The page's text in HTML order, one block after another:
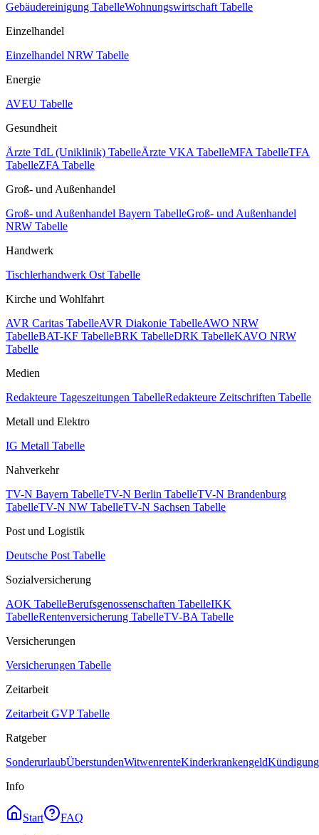
Gebäudereinigung TabelleWohnungswirtschaft Tabelle
Einzelhandel
Einzelhandel NRW Tabelle
Energie
AVEU Tabelle
Gesundheit
Ärzte TdL (Uniklinik) TabelleÄrzte VKA TabelleMFA TabelleTFA
TabelleZFA Tabelle
Groß- und Außenhandel
Groß- und Außenhandel Bayern TabelleGroß- und Außenhandel
NRW Tabelle
Handwerk
Tischlerhandwerk Ost Tabelle
Kirche und Wohlfahrt
AVR Caritas TabelleAVR Diakonie TabelleAWO NRW
TabelleBAT-KF TabelleBRK TabelleDRK TabelleKAVO NRW
Tabelle
Medien
Redakteure Tageszeitungen TabelleRedakteure Zeitschriften Tabelle
Metall und Elektro
IG Metall Tabelle
Nahverkehr
TV-N Bayern TabelleTV-N Berlin TabelleTV-N Brandenburg
TabelleTV-N NW TabelleTV-N Sachsen Tabelle
Post und Logistik
Deutsche Post Tabelle
Sozialversicherung
AOK TabelleBerufsgenossenschaften TabelleIKK
TabelleRentenversicherung TabelleTV-BA Tabelle
Versicherungen
Versicherungen Tabelle
Zeitarbeit
Zeitarbeit GVP Tabelle
Ratgeber
SonderurlaubÜberstundenWitwenrenteKinderkrankengeld
Info
Start
FAQ